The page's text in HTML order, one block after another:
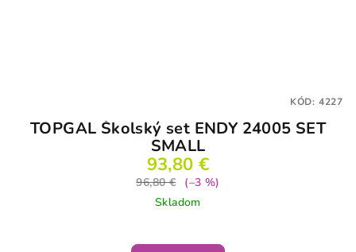
TOPGAL Školský set ENDY 24005 SET
SMALL
93,80 €
96,80 €
(–3 %)
Skladom
KÓD: 4227